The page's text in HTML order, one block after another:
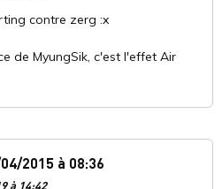
contre zerg :x
de MyungSik, c'est l'effet Air
2015 à 08:36
à 14:42